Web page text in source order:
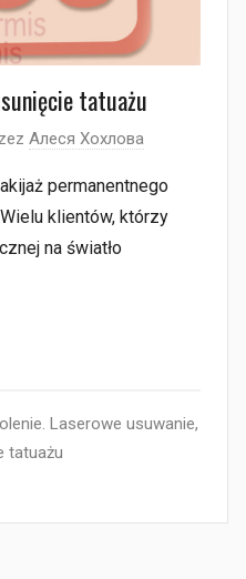
tatuażu
Алеся Хохлова
permanentnego
klientów, którzy
na światło
Laserowe usuwanie,
tatuażu